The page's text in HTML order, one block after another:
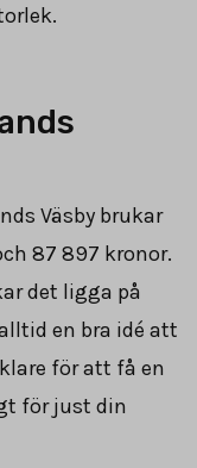
Väsby brukar
87 897 kronor.
det ligga på
en bra idé att
för att få en
för just din